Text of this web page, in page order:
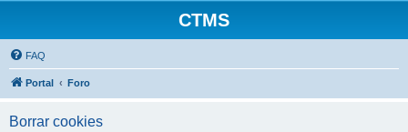
CTMS
FAQ
Portal Foro
Borrar cookies